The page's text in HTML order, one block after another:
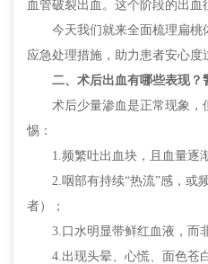
血管破裂出血。这个阶段的出血
今天我们就来全面梳理扁桃
应急处理措施，助力患者安心度
二、术后出血有哪些表现？
术后少量渗血是正常现象，
惕：
1.频繁吐出血块，且血量逐渐
2.咽部有持续“热流”感，或
者）；
3.口水明显带鲜红血液，而非
4.出现头晕、心慌、面色苍白